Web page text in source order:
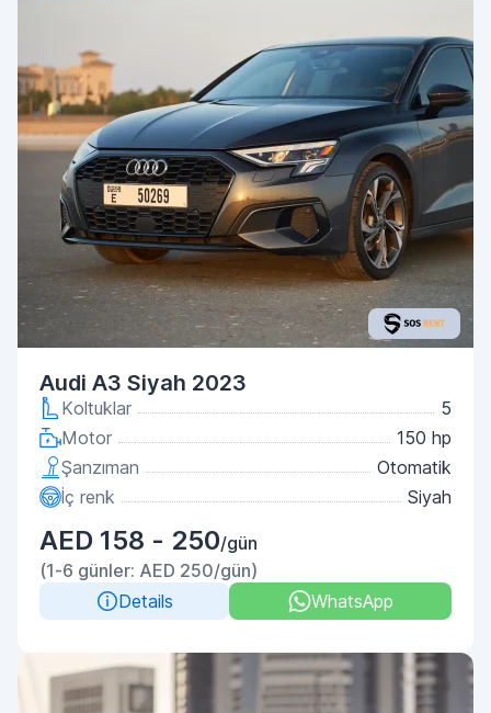
Audi A3 Siyah 2023
Koltuklar
5
Motor
150 hp
Şanzıman
Otomatik
İç renk
Siyah
AED 158 - 250/gün
(1-6 günler: AED 250/gün)
Details
WhatsApp